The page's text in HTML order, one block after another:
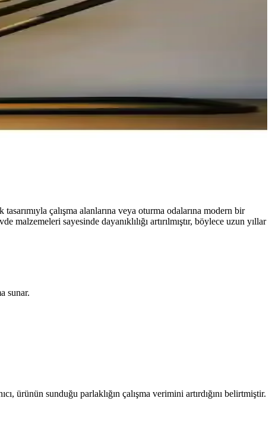
çalışma alanlarına veya oturma odalarına modern bir
sayesinde dayanıklılığı artırılmıştır, böylece uzun yıllar
sunar.
ürünün sunduğu parlaklığın çalışma verimini artırdığını belirtmiştir.